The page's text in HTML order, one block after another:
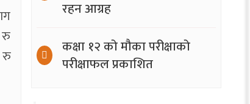
रु
रु
रहन आग्रह
कक्षा १२ को मौका परीक्षाको
परीक्षाफल प्रकाशित